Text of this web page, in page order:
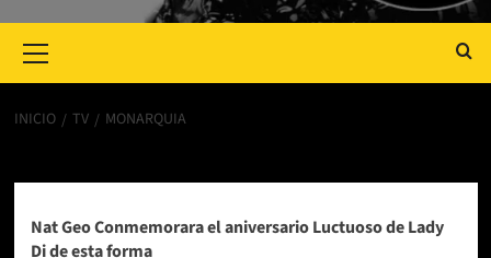
Menu
INICIO TV MONARQUIA
Nat Geo Conmemorara el aniversario Luctuoso de Lady
Di de esta forma